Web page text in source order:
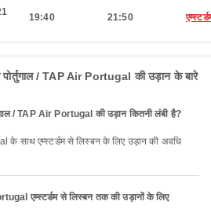
19:40 21:50
पोर्तुगाल / TAP Air Portugal की उड़ान के बारे
/ TAP Air Portugal की उड़ान कितनी लंबी है?
एम्स्टर्डम से लिस्बन तक की उड़ानों के लिए